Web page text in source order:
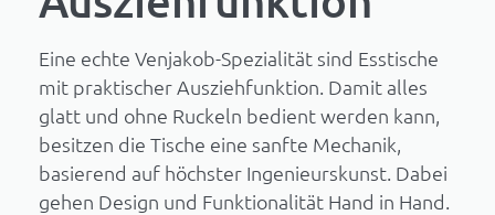
Eine echte Venjakob-Spezialität sind Esstische
mit praktischer Ausziehfunktion. Damit alles
glatt und ohne Ruckeln bedient werden kann,
besitzen die Tische eine sanfte Mechanik,
basierend auf höchster Ingenieurskunst. Dabei
gehen Design und Funktionalität Hand in Hand.